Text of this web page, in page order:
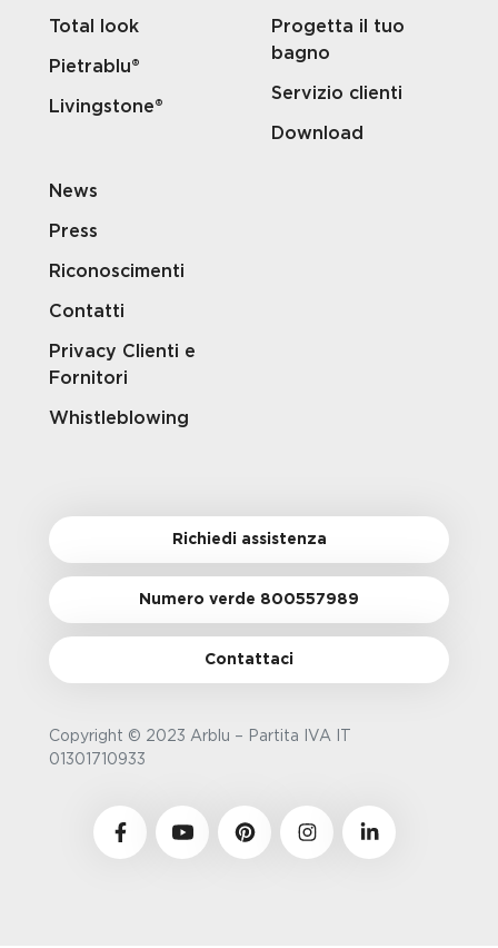
Total look
Pietrablu®
Livingstone®
Progetta il tuo
bagno
Servizio clienti
Download
News
Press
Riconoscimenti
Contatti
Privacy Clienti e
Fornitori
Whistleblowing
Richiedi assistenza
Numero verde 800557989
Contattaci
Copyright © 2023 Arblu – Partita IVA IT
01301710933